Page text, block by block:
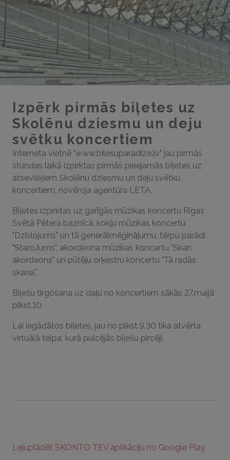
Izpērk pirmās biļetes uz
Skolēnu dziesmu un deju
svētku koncertiem
Interneta vietnē "www.bilesuparadize.lv" jau pirmās
stundas laikā izpirktas pirmās pieejamās biļetes uz
atsevišķiem Skolēnu dziesmu un deju svētku
koncertiem, novēroja aģentūra LETA.
Biļetes izpirktas uz garīgās mūzikas koncertu Rīgas
Svētā Pētera baznīcā, kokļu mūzikas koncertu
"Dzīslojums" un tā ģenerālmēģinājumu, tērpu parādi
"StaroJums", akordeona mūzikas koncertu "Skan
akordeons" un pūtēju orķestru koncertu "Tā radās
skaņa".
Biļešu tirgošana uz daļu no koncertiem sākās 27.maijā
plkst.10.
Lai iegādātos biļetes, jau no plkst.9.30 tika atvērta
virtuālā telpa, kurā pulcējās biļešu pircēji.
Lejuplādēt SKONTO TEV aplikāciju no Google Play